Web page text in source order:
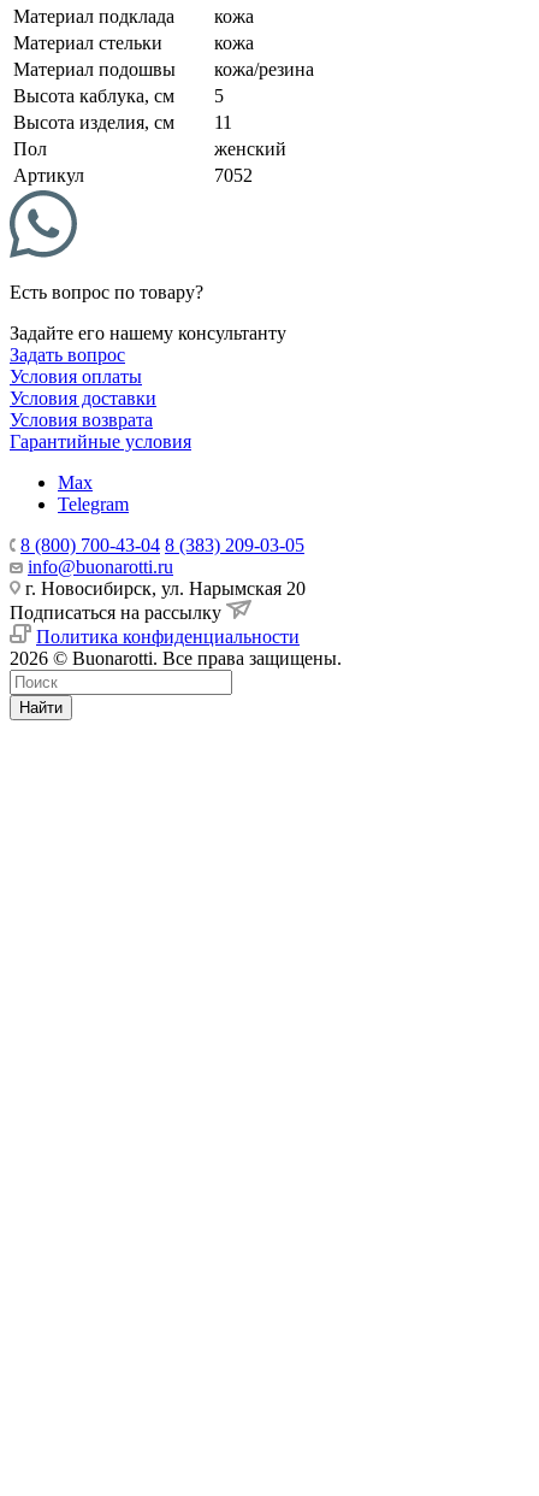
Материал подклада
кожа
Материал стельки
кожа
Материал подошвы
кожа/резина
Высота каблука, см
5
Высота изделия, см
11
Пол
женский
Артикул
7052
Есть вопрос по товару?
Задайте его нашему консультанту
Задать вопрос
Условия оплаты
Условия доставки
Условия возврата
Гарантийные условия
Max
Telegram
8 (800) 700-43-04 8 (383) 209-03-05
info@buonarotti.ru
г. Новосибирск, ул. Нарымская 20
Подписаться на рассылку
Политика конфиденциальности
2026 © Buonarotti. Все права защищены.
Найти